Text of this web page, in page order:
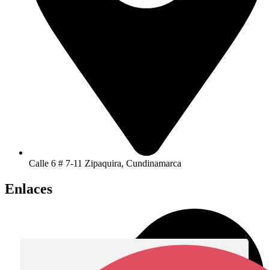
Calle 6 # 7-11 Zipaquira, Cundinamarca
Enlaces